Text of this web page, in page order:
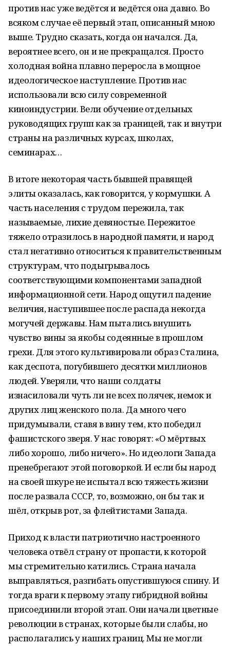
против нас уже ведётся и ведётся она давно. Во
всяком случае её первый этап, описанный мною
выше. Трудно сказать, когда он начался. Да,
вероятнее всего, он и не прекращался. Просто
холодная война плавно переросла в мощное
идеологическое наступление. Против нас
использовали всю силу современной
киноиндустрии. Вели обучение отдельных
руководящих групп как за границей, так и внутри
страны на различных курсах, школах,
семинарах…
В итоге некоторая часть бывшей правящей
элиты оказалась, как говорится, у кормушки. А
часть населения с трудом пережила, так
называемые, лихие девяностые. Пережитое
тяжело отразилось в народной памяти, и народ
стал негативно относиться к правительственным
структурам, что подыгрывалось
соответствующими компонентами западной
информационной сети. Народ ощутил падение
величия, наступившее после распада некогда
могучей державы. Нам пытались внушить
чувство вины за якобы содеянные в прошлом
грехи. Для этого культивировали образ Сталина,
как деспота, погубившего десятки миллионов
людей. Уверяли, что наши солдаты
изнасиловали чуть ли не всех полячек, немок и
других лиц женского пола. Да много чего
придумывали, ставя в вину тем, кто победил
фашистского зверя. У нас говорят: «О мёртвых
либо хорошо, либо ничего». Но идеологи Запада
пренебрегают этой поговоркой. И если бы народ
на своей шкуре не испытал всю тяжесть жизни
после развала СССР, то, возможно, он бы так и
шёл, открыв рот, за флейтистами Запада.
Приход к власти патриотично настроенного
человека отвёл страну от пропасти, к которой
мы стремительно катились. Страна начала
выправляться, разгибать опустившуюся спину. И
тогда враги к первому этапу гибридной войны
присоединили второй этап. Они начали цветные
революции в странах, которые были слабы, но
располагались у наших границ. Мы не могли